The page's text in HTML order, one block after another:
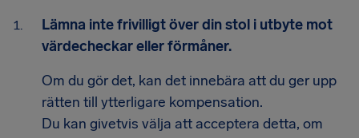
Lämna inte frivilligt över din stol i utbyte mot
värdecheckar eller förmåner.
Om du gör det, kan det innebära att du ger upp
rätten till ytterligare kompensation.
Du kan givetvis välja att acceptera detta, om